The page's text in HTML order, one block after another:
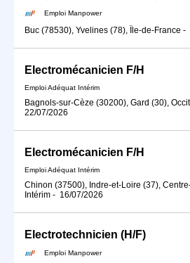
Emploi Manpower
Buc (78530), Yvelines (78), Île-de-France -
Electromécanicien F/H
Emploi Adéquat Intérim
Bagnols-sur-Cèze (30200), Gard (30),
22/07/2026
Electromécanicien F/H
Emploi Adéquat Intérim
Chinon (37500), Indre-et-Loire (37),
Intérim - 16/07/2026
Electrotechnicien (H/F)
Emploi Manpower